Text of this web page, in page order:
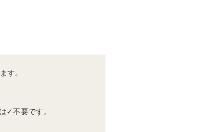
す。
✓不要です。